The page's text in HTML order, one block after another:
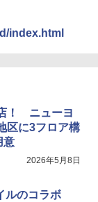
index.html
！ ニューヨ
区に3フロア構
意
2026年5月8日
ルのコラボ